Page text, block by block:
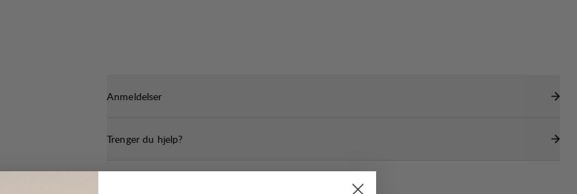
Anmeldelser
Trenger du hjelp?